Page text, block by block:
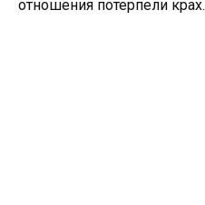
отношения потерпели крах.